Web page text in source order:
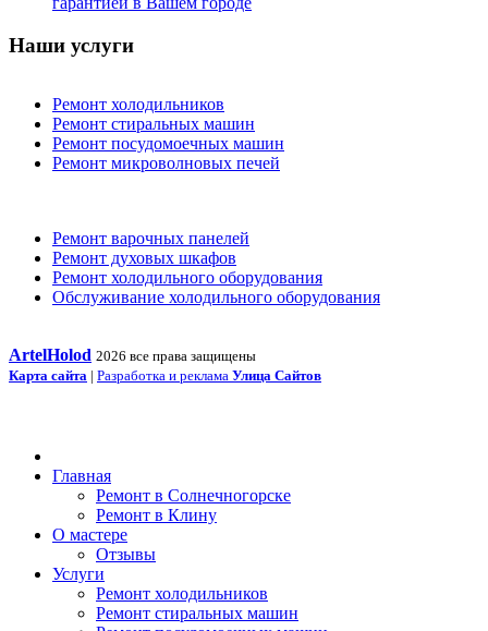
Наши услуги
Ремонт холодильников
Ремонт стиральных машин
Ремонт посудомоечных машин
Ремонт микроволновых печей
Ремонт варочных панелей
Ремонт духовых шкафов
Ремонт холодильного оборудования
Обслуживание холодильного оборудования
ArtelHolod 2026 все права защищены
Карта сайта | Разработка и реклама Улица Сайтов
Главная
Ремонт в Солнечногорске
Ремонт в Клину
О мастере
Отзывы
Услуги
Ремонт холодильников
Ремонт стиральных машин